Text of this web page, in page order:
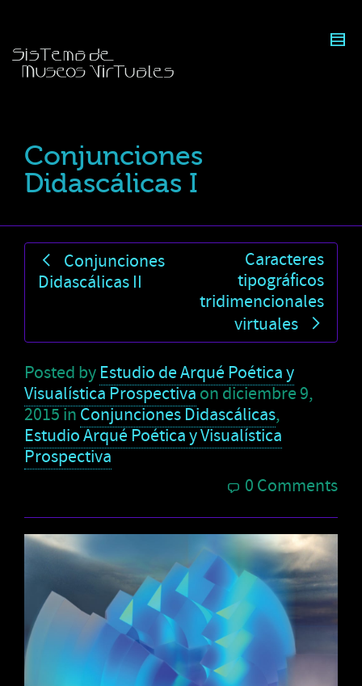
Conjunciones
Didascálicas I
Conjunciones
Didascálicas II
Caracteres
tipográficos
tridimencionales
virtuales
Posted by Estudio de Arqué Poética y
Visualística Prospectiva on diciembre 9,
2015 in Conjunciones Didascálicas,
Estudio Arqué Poética y Visualística
Prospectiva
0 Comments